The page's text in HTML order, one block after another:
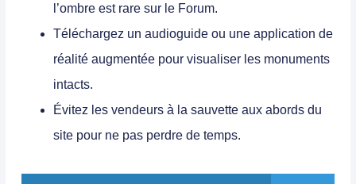
l’ombre est rare sur le Forum.
Téléchargez un audioguide ou une application de
réalité augmentée pour visualiser les monuments
intacts.
Évitez les vendeurs à la sauvette aux abords du
site pour ne pas perdre de temps.